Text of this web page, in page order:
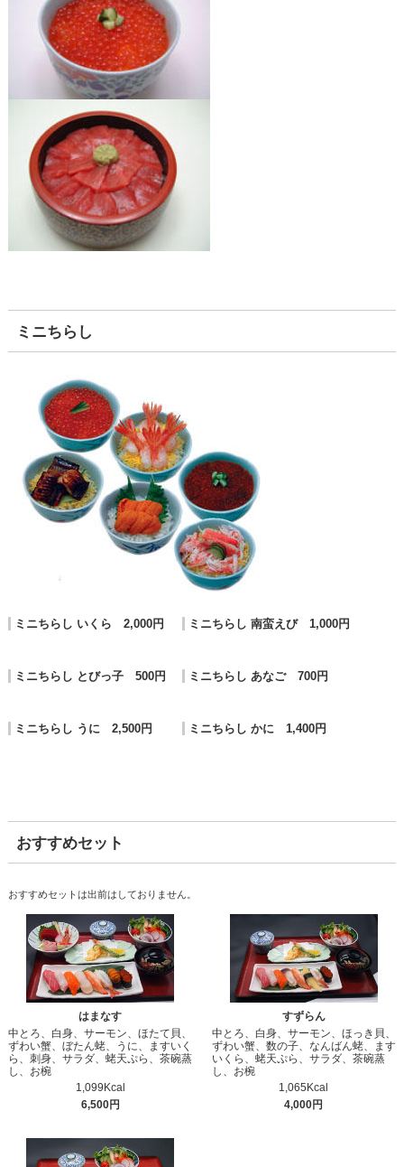
ミニちらし
ミニちらし いくら 2,000円 ミニちらし 南蛮えび 1,000円
ミニちらし とびっ子 500円 ミニちらし あなご 700円
ミニちらし うに 2,500円 ミニちらし かに 1,400円
おすすめセット
おすすめセットは出前はしておりません。
はまなす
中とろ、白身、サーモン、ほたて貝、
ずわい蟹、ぼたん蛯、うに、ますいく
ら、刺身、サラダ、蛯天ぷら、茶碗蒸
し、お椀
1,099Kcal
6,500円
すずらん
中とろ、白身、サーモン、ほっき貝、
ずわい蟹、数の子、なんばん蛯、ます
いくら、蛯天ぷら、サラダ、茶碗蒸
し、お椀
1,065Kcal
4,000円